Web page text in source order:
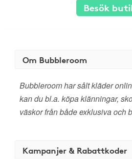
Besök
Om Bubbleroom
Bubbleroom har sålt kläder
kan du bl.a. köpa klänningar,
väskor från både exklusiva och
Kampanjer & Rabattkoder